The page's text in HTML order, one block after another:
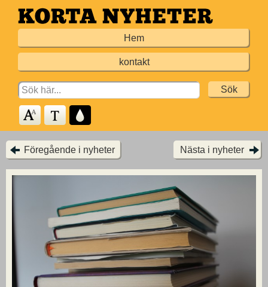
Hoppa
till
Hem
kontakt
Search
for:
Föregående i nyheter Nästa i nyheter